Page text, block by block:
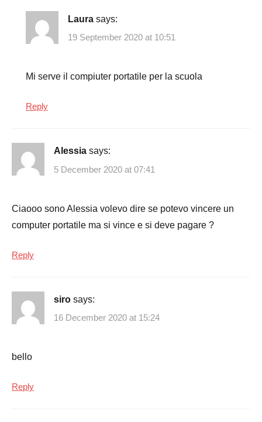
Laura says:
19 September 2020 at 10:51
Mi serve il compiuter portatile per la scuola
Reply
Alessia says:
5 December 2020 at 07:41
Ciaooo sono Alessia volevo dire se potevo vincere un
computer portatile ma si vince e si deve pagare ?
Reply
siro says:
16 December 2020 at 15:24
bello
Reply